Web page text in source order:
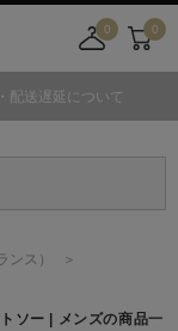
0
舗
カ
0
配送遅延について
ンス）
ソー | メンズの商品一